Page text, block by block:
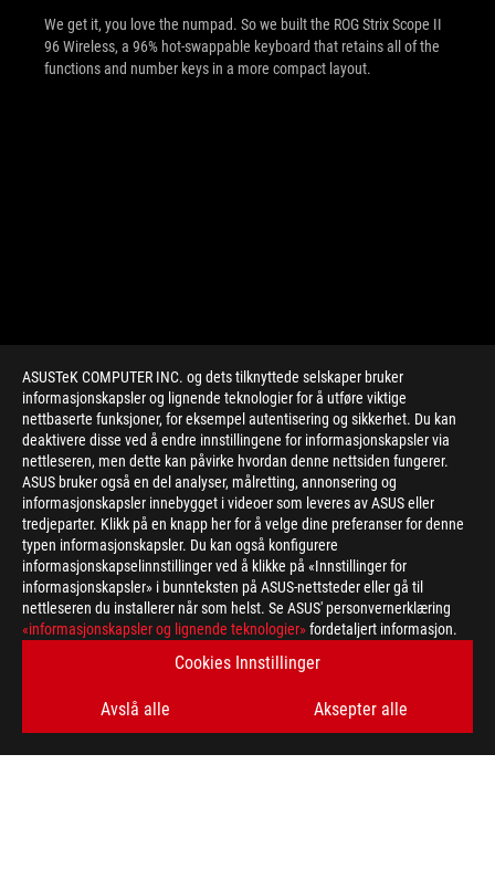
ASUSTeK COMPUTER INC. og dets tilknyttede selskaper bruker
informasjonskapsler og lignende teknologier for å utføre viktige
nettbaserte funksjoner, for eksempel autentisering og sikkerhet. Du kan
deaktivere disse ved å endre innstillingene for informasjonskapsler via
nettleseren, men dette kan påvirke hvordan denne nettsiden fungerer.
ASUS bruker også en del analyser, målretting, annonsering og
informasjonskapsler innebygget i videoer som leveres av ASUS eller
tredjeparter. Klikk på en knapp her for å velge dine preferanser for denne
typen informasjonskapsler. Du kan også konfigurere
informasjonskapselinnstillinger ved å klikke på «Innstillinger for
informasjonskapsler» i bunnteksten på ASUS-nettsteder eller gå til
nettleseren du installerer når som helst. Se ASUS' personvernerklæring
«informasjonskapsler og lignende teknologier»fordetaljert informasjon.
Cookies Innstillinger
Avslå alle Aksepter alle
We get it, you love the numpad. So we built the ROG Strix Scope II
96 Wireless, a 96% hot-swappable keyboard that retains all of the
functions and number keys in a more compact layout.
> GAMING WIRELESS KEYBOARDS
FÅ DE SISTE TILBUDENE OG MER